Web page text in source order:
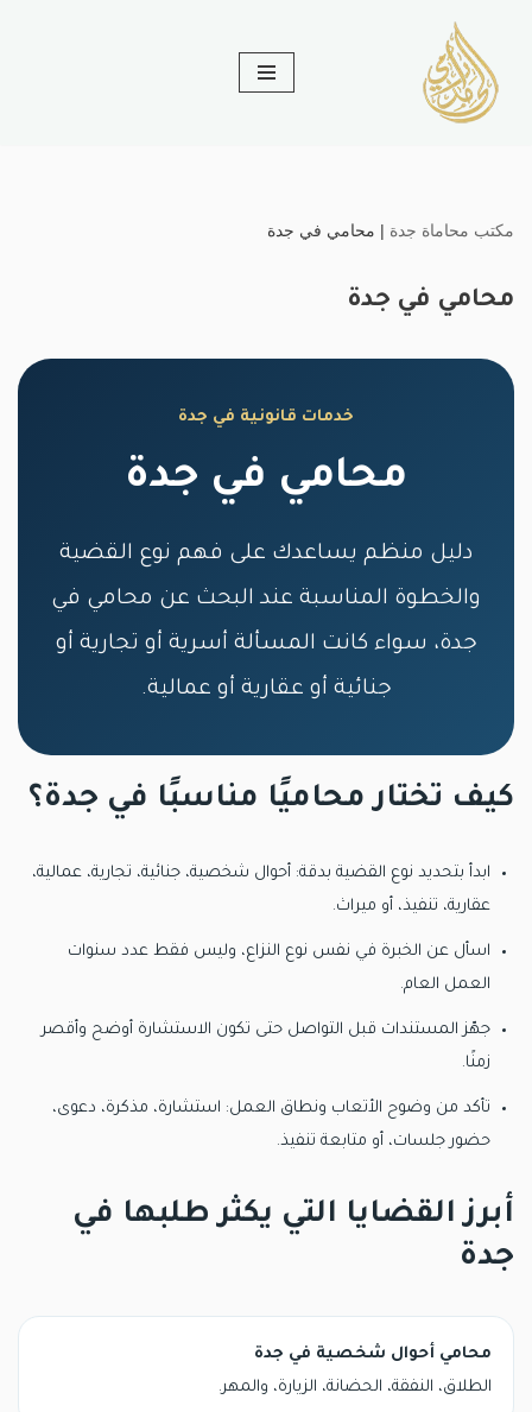
تخطى
إلى
المحتوى
مكتب محاماة جدة | محامي في جدة
محامي في جدة
خدمات قانونية في جدة
محامي في جدة
دليل منظم يساعدك على فهم نوع القضية
والخطوة المناسبة عند البحث عن محامي في
جدة، سواء كانت المسألة أسرية أو تجارية أو
جنائية أو عقارية أو عمالية.
كيف تختار محاميًا مناسبًا في جدة؟
ابدأ بتحديد نوع القضية بدقة: أحوال شخصية، جنائية، تجارية، عمالية،
عقارية، تنفيذ، أو ميراث.
اسأل عن الخبرة في نفس نوع النزاع، وليس فقط عدد سنوات
العمل العام.
جهّز المستندات قبل التواصل حتى تكون الاستشارة أوضح وأقصر
زمنًا.
تأكد من وضوح الأتعاب ونطاق العمل: استشارة، مذكرة، دعوى،
حضور جلسات، أو متابعة تنفيذ.
أبرز القضايا التي يكثر طلبها في
جدة
محامي أحوال شخصية في جدة
الطلاق، النفقة، الحضانة، الزيارة، والمهر.